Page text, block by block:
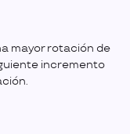
mayor rotación de
incremento